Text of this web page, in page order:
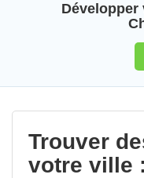
Trouver
votre ville